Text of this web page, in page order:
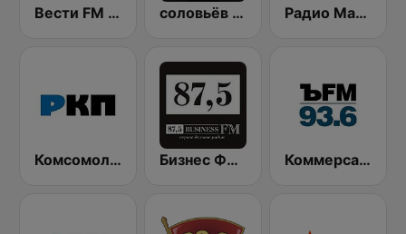
Вести FM (Vesti FM) соловьёв FM (Solovyov FM) Радио Маяк (Radio Mayak)
Комсомольская правда (Komsomolskaya pravda) Бизнес ФМ (Business FM) Коммерсантъ 93.6 (Kommersant FM)